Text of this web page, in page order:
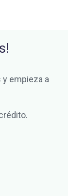
y empieza a